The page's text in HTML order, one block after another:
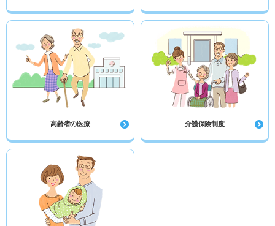
高齢者の医療 介護保険制度